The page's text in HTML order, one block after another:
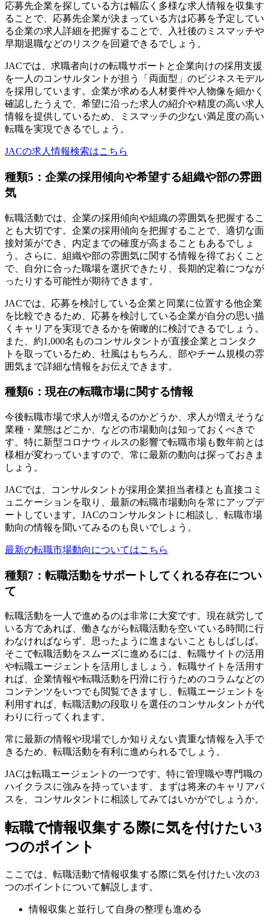
応募先企業を探している方は幅広く多様な求人情報を収集す
ることで、応募先企業が決まっている方は応募を予定してい
る企業の求人詳細を把握することで、入社後のミスマッチや
早期退職などのリスクを回避できるでしょう。
JACでは、求職者向けの転職サポートと企業向けの採用支援
を一人のコンサルタントが担う「両面型」のビジネスモデル
を採用しています。企業が求める人材要件や人物像を細かく
確認したうえで、希望に沿った求人の紹介や精度の高い求人
情報を提供しているため、ミスマッチの少ない満足度の高い
転職を実現できるでしょう。
JACの求人情報検索はこちら
種類5：企業の採用傾向や希望する組織や部の雰囲
気
転職活動では、企業の採用傾向や組織の雰囲気を把握するこ
とも大切です。企業の採用傾向を把握することで、適切な面
接対策ができ、内定までの確度が高まることもあるでしょ
う。さらに、組織や部の雰囲気に関する情報を得ておくこと
で、自分に合った職場を選択できたり、長期的定着につなが
ったりする可能性が期待できます。
JACでは、応募を検討している企業と同業に位置する他企業
を比較できるため、応募を検討している企業が自分の思い描
くキャリアを実現できるかを俯瞰的に検討できるでしょう。
また、約1,000名ものコンサルタントが直接企業とコンタク
トを取っているため、社風はもちろん、部やチーム規模の雰
囲気まで詳細な情報をお伝えできます。
種類6：現在の転職市場に関する情報
今後転職市場で求人が増えるのかどうか、求人が増えそうな
業種・業態はどこか、などの市場動向は知っておくべきで
す。特に新型コロナウィルスの影響で転職市場も数年前とは
様相が変わっていますので、常に最新の動向は探っておきま
しょう。
JACでは、コンサルタントが採用企業担当者様とも直接コミ
ュニケーションを取り、最新の転職市場動向を常にアップデ
ートしています。JACのコンサルタントに相談し、転職市場
動向の情報を聞いてみるのも良いでしょう。
最新の転職市場動向についてはこちら
種類7：転職活動をサポートしてくれる存在につい
て
転職活動を一人で進めるのは非常に大変です。現在就労して
いる方であれば、働きながら転職活動を空いている時間に行
わなければならず、思ったように進まないこともしばしば。
そこで転職活動をスムーズに進めるには、転職サイトの活用
や転職エージェントを活用しましょう。転職サイトを活用す
れば、企業情報や転職活動を円滑に行うためのコラムなどの
コンテンツをいつでも閲覧できますし、転職エージェントを
利用すれば、転職活動の段取りを選任のコンサルタントが代
わりに行ってくれます。
常に最新の情報や現場でしか知りえない貴重な情報を入手で
きるため、転職活動を有利に進められるでしょう。
JACは転職エージェントの一つです。特に管理職や専門職の
ハイクラスに強みを持っています。まずは将来のキャリアパ
スを、コンサルタントに相談してみてはいかがでしょうか。
転職で情報収集する際に気を付けたい3
つのポイント
ここでは、転職活動で情報収集する際に気を付けたい次の3
つのポイントについて解説します。
情報収集と並行して自身の整理も進める